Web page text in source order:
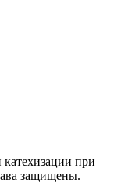
при
защищены.